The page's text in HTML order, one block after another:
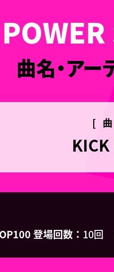
曲名・アー
[
登場回数 10回